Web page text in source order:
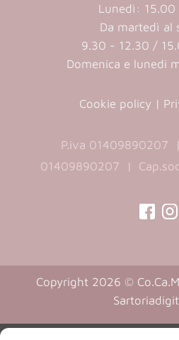
Lunedì: 15.00
Da martedì al
9.30 - 12.30 /
Domenica e lunedi
Cookie policy |
P.iva 01409890207
01409890207 |
a
new
tab)
a
Copyright 2026 ©